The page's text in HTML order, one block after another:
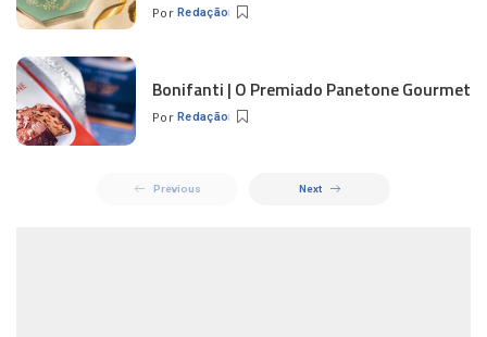
Por Redação
Bonifanti | O Premiado Panetone Gourmet
Por Redação
Previous Next